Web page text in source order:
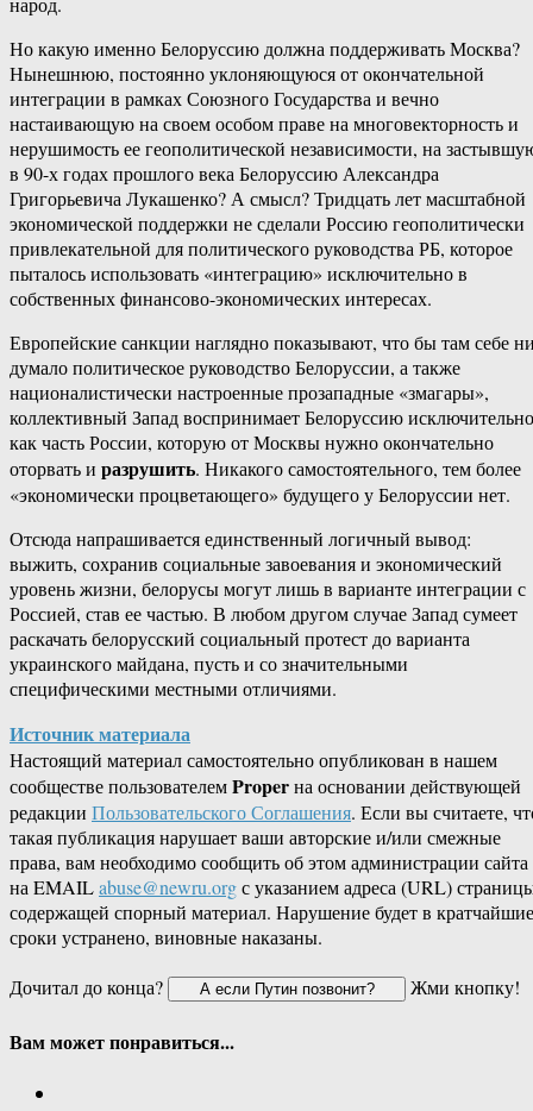
Но какую именно Белоруссию должна поддерживать Москва?
Нынешнюю, постоянно уклоняющуюся от окончательной
интеграции в рамках Союзного Государства и вечно
настаивающую на своем особом праве на многовекторность и
нерушимость ее геополитической независимости, на
в 90-х годах прошлого века Белоруссию Александра
Григорьевича Лукашенко? А смысл? Тридцать лет масштабной
экономической поддержки не сделали Россию геополитически
привлекательной для политического руководства РБ, которое
пыталось использовать «интеграцию» исключительно в
собственных финансово-экономических интересах.
Европейские санкции наглядно показывают, что бы там себе
думало политическое руководство Белоруссии, а также
националистически настроенные прозападные «змагары»,
коллективный Запад воспринимает Белоруссию исключительно
как часть России, которую от Москвы нужно окончательно
оторвать и разрушить. Никакого самостоятельного, тем более
«экономически процветающего» будущего у Белоруссии нет.
Отсюда напрашивается единственный логичный вывод:
выжить, сохранив социальные завоевания и экономический
уровень жизни, белорусы могут лишь в варианте интеграции с
Россией, став ее частью. В любом другом случае Запад сумеет
раскачать белорусский социальный протест до варианта
украинского майдана, пусть и со значительными
специфическими местными отличиями.
Источник материала
Настоящий материал самостоятельно опубликован в нашем
сообществе пользователемProperна основании действующей
редакции Пользовательского Соглашения. Если вы считаете,
такая публикация нарушает ваши авторские и/или смежные
права, вам необходимо сообщить об этом администрации сайта
на EMAILabuse@newru.orgс указанием адреса (URL)
содержащей спорный материал. Нарушение будет в кратчайшие
сроки устранено, виновные наказаны.
Дочитал до конца?
Жми кнопку!
Вам может понравиться...